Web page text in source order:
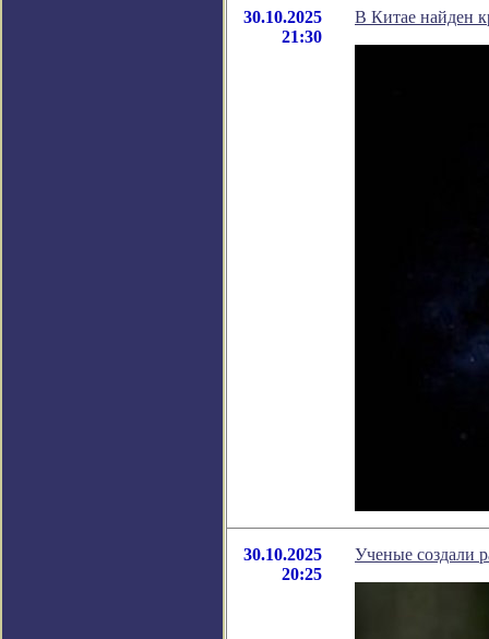
30.10.2025
21:30
В Китае найден
30.10.2025
20:25
Ученые создали